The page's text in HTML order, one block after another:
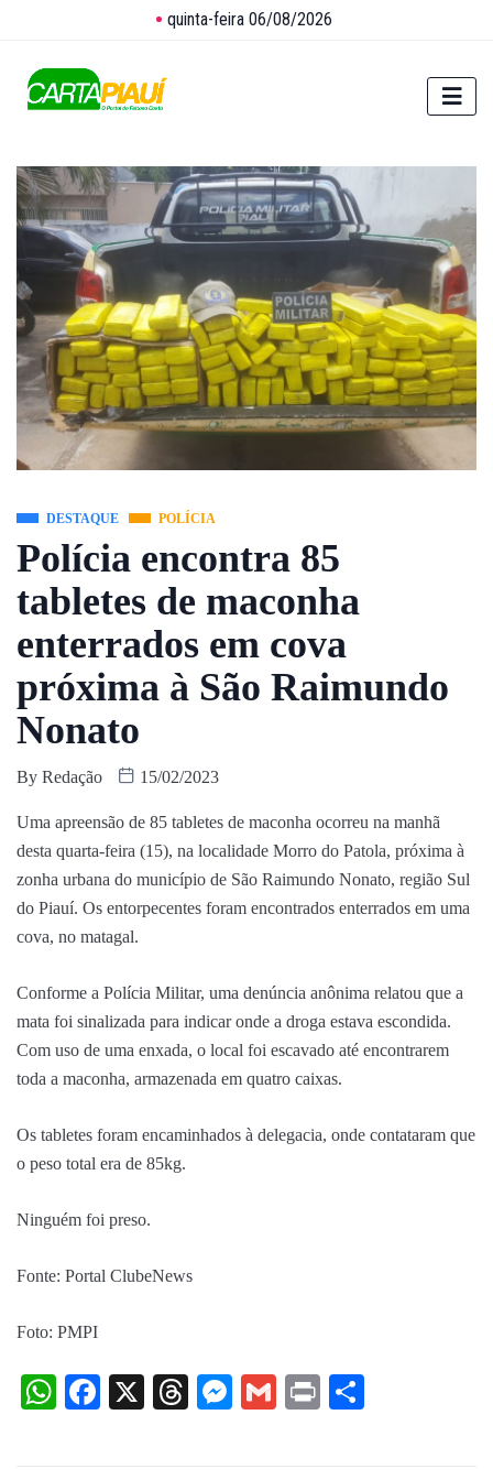
quinta-feira 06/08/2026
DESTAQUE POLÍCIA
Polícia encontra 85
tabletes de maconha
enterrados em cova
próxima à São Raimundo
Nonato
By Redação 15/02/2023
Uma apreensão de 85 tabletes de maconha ocorreu na manhã
desta quarta-feira (15), na localidade Morro do Patola, próxima à
zonha urbana do município de São Raimundo Nonato, região Sul
do Piauí. Os entorpecentes foram encontrados enterrados em uma
cova, no matagal.
Conforme a Polícia Militar, uma denúncia anônima relatou que a
mata foi sinalizada para indicar onde a droga estava escondida.
Com uso de uma enxada, o local foi escavado até encontrarem
toda a maconha, armazenada em quatro caixas.
Os tabletes foram encaminhados à delegacia, onde contataram que
o peso total era de 85kg.
Ninguém foi preso.
Fonte: Portal ClubeNews
Foto: PMPI
WhatsApp
Facebook
X Threads
Messenger
Gmail
Print